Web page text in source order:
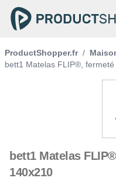
ProductShopper.fr /
bett1 Matelas FLIP®,
bett1 Matelas
140x210